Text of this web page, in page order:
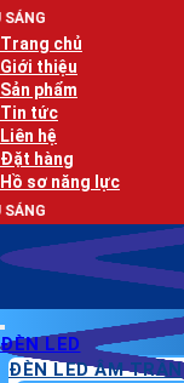
Bỏ
qua
nội
dung
Trang chủ
Giới thiệu
Sản phẩm
Tin tức
Liên hệ
Đặt hàng
Hồ sơ năng lực
ĐÈN LED
ĐÈN LED ÂM TRẦN